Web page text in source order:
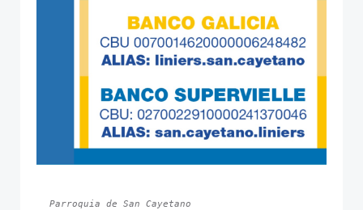
Parroquia de San Cayetano